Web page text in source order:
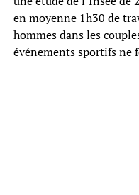
en moyenne 1h30 de
hommes dans les
événements sportifs ne